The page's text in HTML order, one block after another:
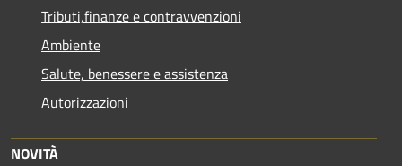
Tributi,finanze e contravvenzioni
Ambiente
Salute, benessere e assistenza
Autorizzazioni
NOVITÀ